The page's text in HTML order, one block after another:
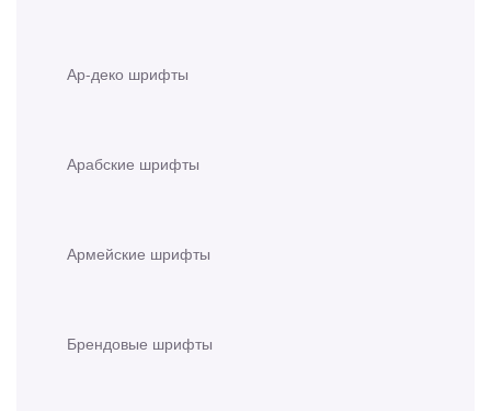
Ар-деко шрифты
Арабские шрифты
Армейские шрифты
Брендовые шрифты